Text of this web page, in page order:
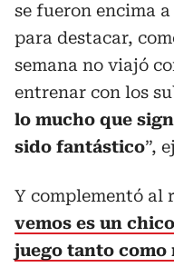
se fueron encima
para destacar,
semana no viajó
entrenar con los
lo mucho que
sido fantástico”,
Y complementó al
vemos es un
juego tanto como